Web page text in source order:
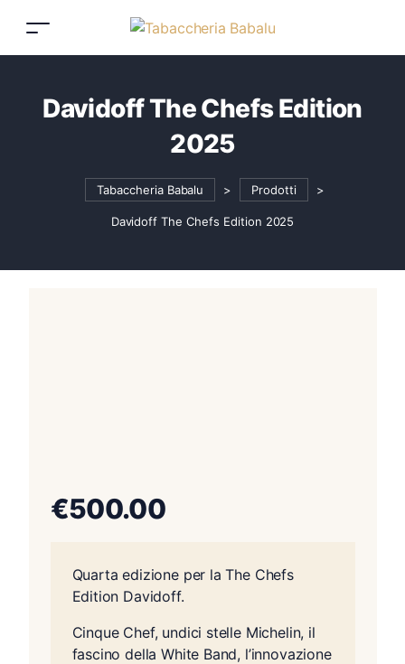
Davidoff The Chefs Edition
2025
Tabaccheria Babalu > Prodotti >
Davidoff The Chefs Edition 2025
€500.00
Quarta edizione per la The Chefs
Edition Davidoff.
Cinque Chef, undici stelle Michelin, il
fascino della White Band, l’innovazione